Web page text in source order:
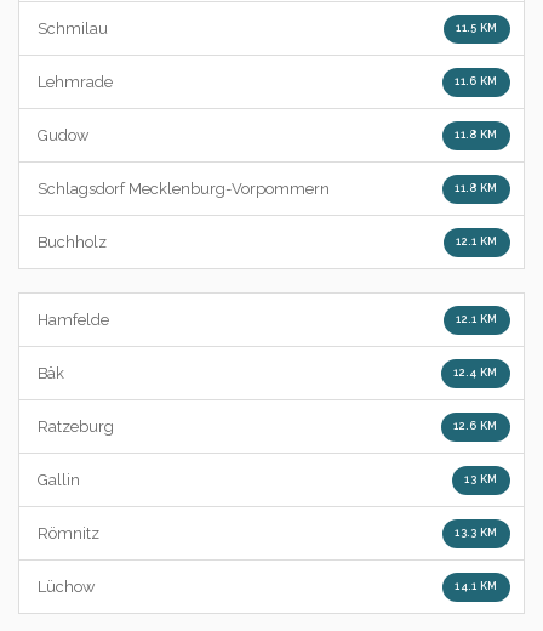
Schmilau 11.5 KM
Lehmrade 11.6 KM
Gudow 11.8 KM
Schlagsdorf Mecklenburg-Vorpommern 11.8 KM
Buchholz 12.1 KM
Hamfelde 12.1 KM
Bäk 12.4 KM
Ratzeburg 12.6 KM
Gallin 13 KM
Römnitz 13.3 KM
Lüchow 14.1 KM